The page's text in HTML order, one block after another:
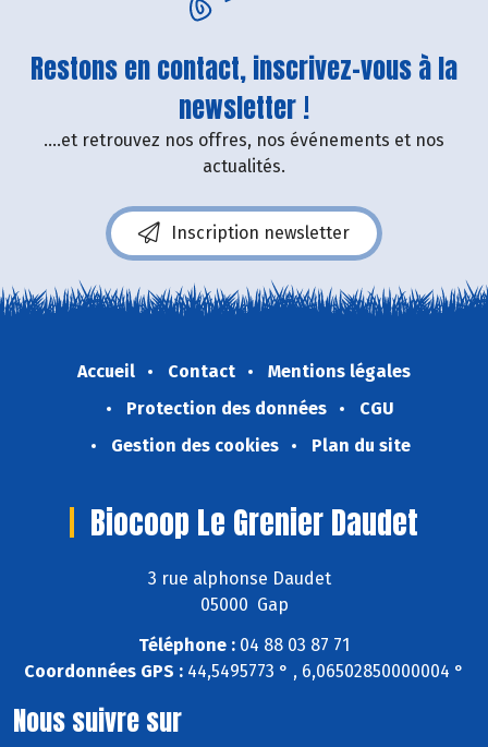
Restons en contact, inscrivez-vous à la
newsletter !
....et retrouvez nos offres, nos événements et nos
actualités.
Inscription newsletter
Accueil Contact
Mentions légales
Protection des données
CGU
Gestion des cookies
Plan du site
Biocoop Le Grenier Daudet
3 rue alphonse Daudet
05000 Gap
Téléphone : 04 88 03 87 71
Coordonnées GPS : 44,5495773 ° , 6,06502850000004 °
Nous suivre sur